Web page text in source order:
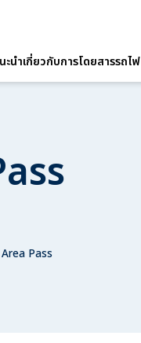
ะนำเกี่ยวกับการโดยสารรถไฟ
Pass